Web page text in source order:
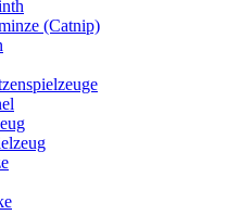
(Catnip)